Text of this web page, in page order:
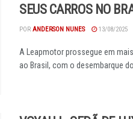
SEUS CARROS NO
POR ANDERSON NUNES 13/08/2025
A Leapmotor prossegue em
ao Brasil, com o desembarque